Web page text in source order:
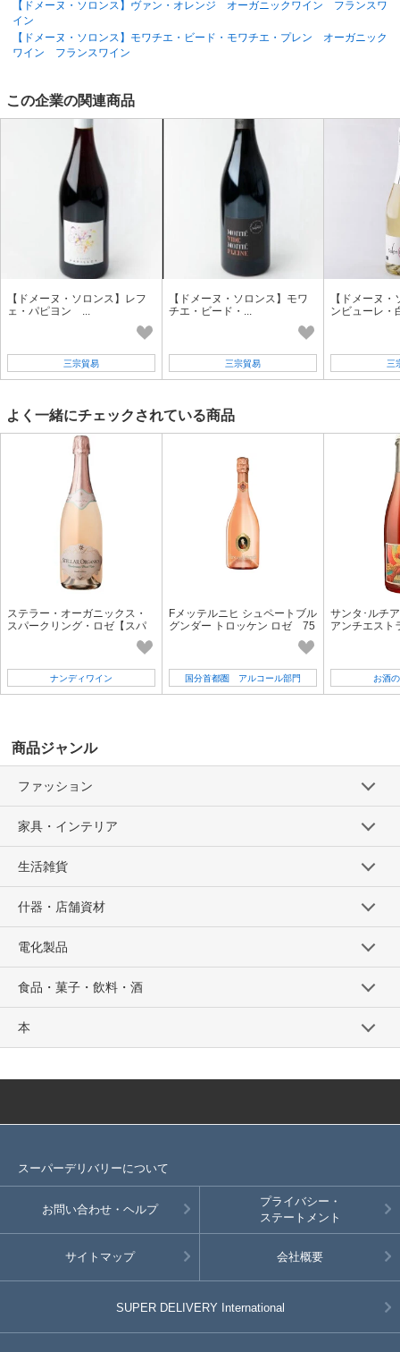
【ドメーヌ・ソロンス】ヴァン・オレンジ オーガニックワイン フランスワ
イン
【ドメーヌ・ソロンス】モワチエ・ビード・モワチエ・プレン オーガニック
ワイン フランスワイン
この企業の関連商品
【ドメーヌ・ソロンス】レフ
ェ・パピヨン ...
三宗貿易
【ドメーヌ・ソロンス】モワ
チエ・ビード・...
三宗貿易
【ドメーヌ
ンビューレ・
三
よく一緒にチェックされている商品
ステラー・オーガニックス・
スパークリング・ロゼ【スパ
ナンディワイン
Fメッテルニヒ シュペートブル
グンダー トロッケン ロゼ 75
0ML 【スパークリングワイ
国分首都圏 アルコール部門
サンタ･ルチ
アンチエスト
お酒
商品ジャンル
ファッション
家具・インテリア
生活雑貨
什器・店舗資材
電化製品
食品・菓子・飲料・酒
本
スーパーデリバリーについて
お問い合わせ・ヘルプ
プライバシー・
ステートメント
サイトマップ 会社概要
SUPER DELIVERY International